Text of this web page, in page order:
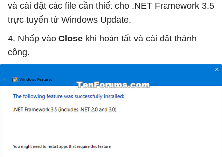
và cài đặt các file cần thiết cho .NET Framework 3.5
trực tuyến từ Windows Update.
4. Nhấp vào Close khi hoàn tất và cài đặt thành
công.